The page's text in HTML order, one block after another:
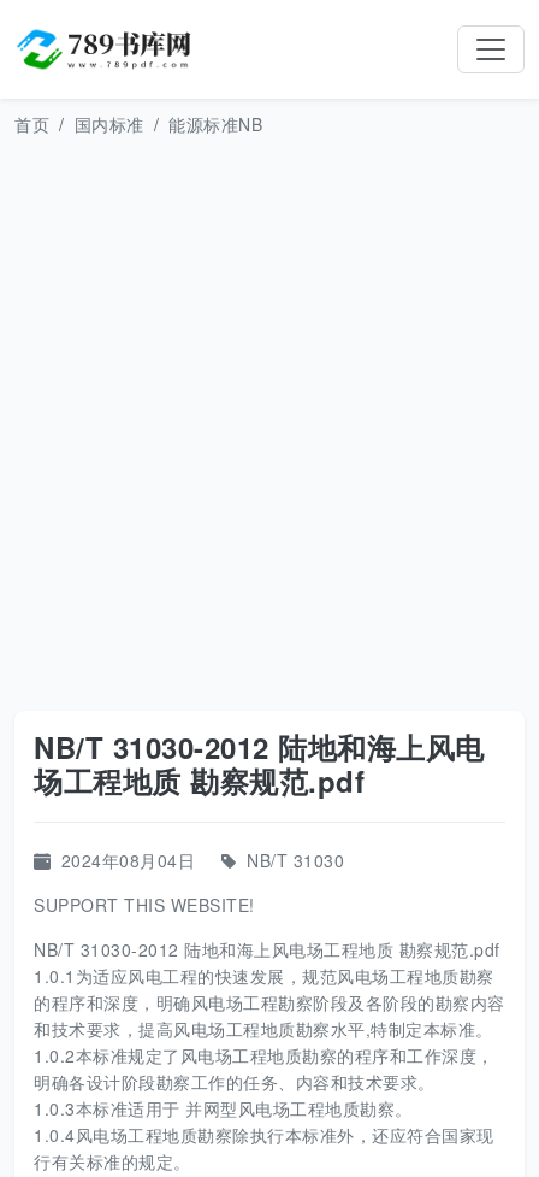
首页 国内标准 能源标准NB
NB/T 31030-2012 陆地和海上风电
场工程地质 勘察规范.pdf
2024年08月04日
NB/T 31030
SUPPORT THIS WEBSITE!
NB/T 31030-2012 陆地和海上风电场工程地质 勘察规范.pdf
1.0.1为适应风电工程的快速发展，规范风电场工程地质勘察
的程序和深度，明确风电场工程勘察阶段及各阶段的勘察内容
和技术要求，提高风电场工程地质勘察水平,特制定本标准。
1.0.2本标准规定了风电场工程地质勘察的程序和工作深度，
明确各设计阶段勘察工作的任务、内容和技术要求。
1.0.3本标准适用于 并网型风电场工程地质勘察。
1.0.4风电场工程地质勘察除执行本标准外，还应符合国家现
行有关标准的规定。